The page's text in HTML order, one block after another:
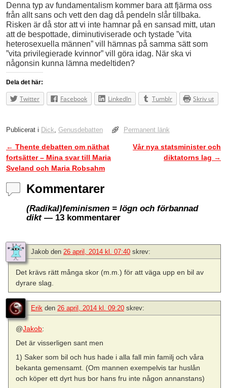
Denna typ av fundamentalism kommer bara att fjärma oss
från allt sans och vett den dag då pendeln slår tillbaka.
Risken är då stor att vi inte hamnar på en sansad mitt, utan
att de bespottade, diminutiviserade och tystade ”vita
heterosexuella männen” vill hämnas på samma sätt som
”vita privilegierade kvinnor” vill göra idag. När ska vi
någonsin kunna lämna medeltiden?
Dela det här:
Twitter Facebook LinkedIn Tumblr Skriv ut
Publicerat i Dick, Genusdebatten Permanent länk
Inläggsnavigering
← Thente debatten om näthat
fortsätter – Mina svar till Maria
Sveland och Maria Robsahm
Vår nya statsminister och
diktatorns lag →
Kommentarer
(Radikal)feminismen = lögn och förbannad
dikt— 13 kommentarer
Jakob den 26 april, 2014 kl. 07:40 skrev:
Det krävs rätt många skor (m.m.) för att väga upp en bil av
dyrare slag.
Erik den 26 april, 2014 kl. 09:20 skrev:
@Jakob:
Det är visserligen sant men
1) Saker som bil och hus hade i alla fall min familj och våra
bekanta gemensamt. (Om mannen exempelvis tar huslån
och köper ett dyrt hus bor hans fru inte någon annanstans)